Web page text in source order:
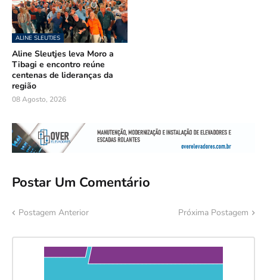
ALINE SLEUTJES
Aline Sleutjes leva Moro a
Tibagi e encontro reúne
centenas de lideranças da
região
08 Agosto, 2026
Postar Um Comentário
Postagem Anterior Próxima Postagem